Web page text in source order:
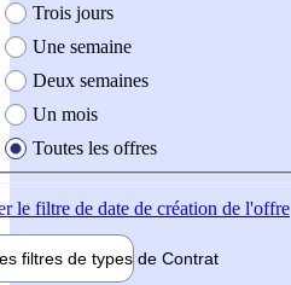
Trois jours
Une semaine
Deux semaines
Un mois
Toutes les offres
le filtre de date de création de l'offre
filtres de types de Contrat